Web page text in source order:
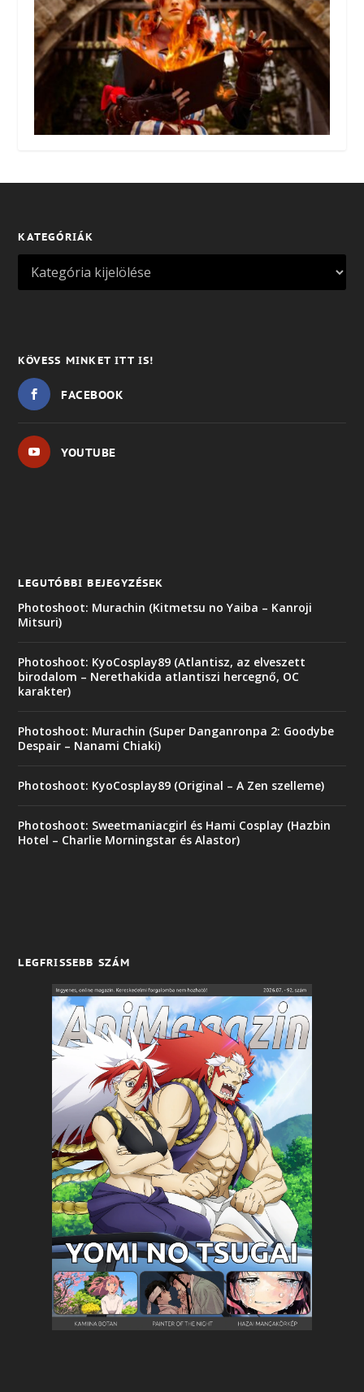
KATEGÓRIÁK
KÖVESS MINKET ITT IS!
FACEBOOK
YOUTUBE
LEGUTÓBBI BEJEGYZÉSEK
Photoshoot: Murachin (Kitmetsu no Yaiba – Kanroji
Mitsuri)
Photoshoot: KyoCosplay89 (Atlantisz, az elveszett
birodalom – Nerethakida atlantiszi hercegnő, OC
karakter)
Photoshoot: Murachin (Super Danganronpa 2: Goodybe
Despair – Nanami Chiaki)
Photoshoot: KyoCosplay89 (Original – A Zen szelleme)
Photoshoot: Sweetmaniacgirl és Hami Cosplay (Hazbin
Hotel – Charlie Morningstar és Alastor)
LEGFRISSEBB SZÁM